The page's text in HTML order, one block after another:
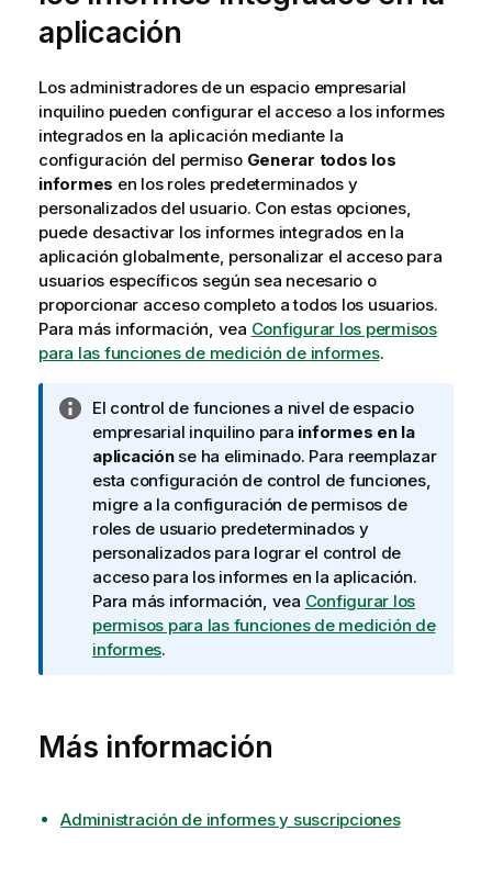
aplicación
Los administradores de un espacio empresarial
inquilino pueden configurar el acceso a los informes
integrados en la aplicación mediante la
configuración del permiso Generar todos los
informes en los roles predeterminados y
personalizados del usuario. Con estas opciones,
puede desactivar los informes integrados en la
aplicación globalmente, personalizar el acceso para
usuarios específicos según sea necesario o
proporcionar acceso completo a todos los usuarios.
Para más información, vea Configurar los permisos
para las funciones de medición de informes.
N
o
t
a
i
n
f
o
r
m
a
a
El control de funciones a nivel de espacio
empresarial inquilino para informes en la
aplicaciónse ha eliminado. Para reemplazar
esta configuración de control de funciones,
migre a la configuración de permisos de
roles de usuario predeterminados y
personalizados para lograr el control de
acceso para los informes en la aplicación.
Para más información, vea Configurar los
permisos para las funciones de medición de
informes.
Más información
Administración de informes y suscripciones